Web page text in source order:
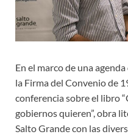
En el marco de una
la Firma del Convenio de
conferencia sobre el libro
gobiernos quieren”, obra
Salto Grande con las